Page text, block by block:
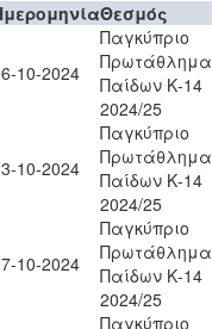
Θεσμός
10-2024
Παγκύπριο
Πρωτάθλημα
Παίδων Κ-14
2024/25
10-2024
Παγκύπριο
Πρωτάθλημα
Παίδων Κ-14
2024/25
10-2024
Παγκύπριο
Πρωτάθλημα
Παίδων Κ-14
2024/25
Παγκύπριο